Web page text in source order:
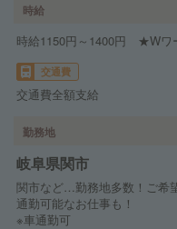
時給
時給1150円～1400円 ★Wワ
交通費
交通費全額支給
勤務地
岐阜県関市
関市など…勤務地多数！ご
通勤可能なお仕事も！
※車通勤可